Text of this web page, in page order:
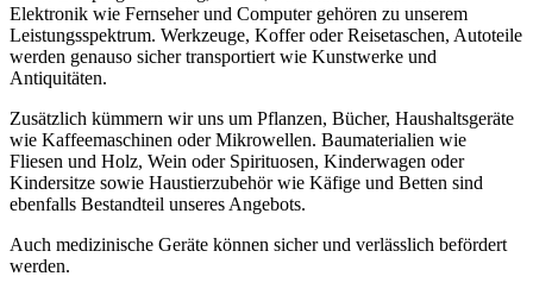
Elektronik wie Fernseher und Computer gehören zu unserem
Leistungsspektrum. Werkzeuge, Koffer oder Reisetaschen, Autoteile
werden genauso sicher transportiert wie Kunstwerke und
Antiquitäten.
Zusätzlich kümmern wir uns um Pflanzen, Bücher, Haushaltsgeräte
wie Kaffeemaschinen oder Mikrowellen. Baumaterialien wie
Fliesen und Holz, Wein oder Spirituosen, Kinderwagen oder
Kindersitze sowie Haustierzubehör wie Käfige und Betten sind
ebenfalls Bestandteil unseres Angebots.
Auch medizinische Geräte können sicher und verlässlich befördert
werden.